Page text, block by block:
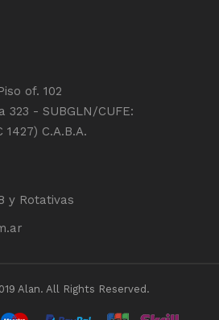
of. 102
323 - SUBGLN/CUFE:
1427) C.A.B.A.
y Rotativas
Alan. All Rights Reserved.